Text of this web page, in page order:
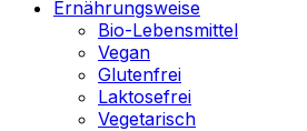
Ernährungsweise
Bio-Lebensmittel
Vegan
Glutenfrei
Laktosefrei
Vegetarisch